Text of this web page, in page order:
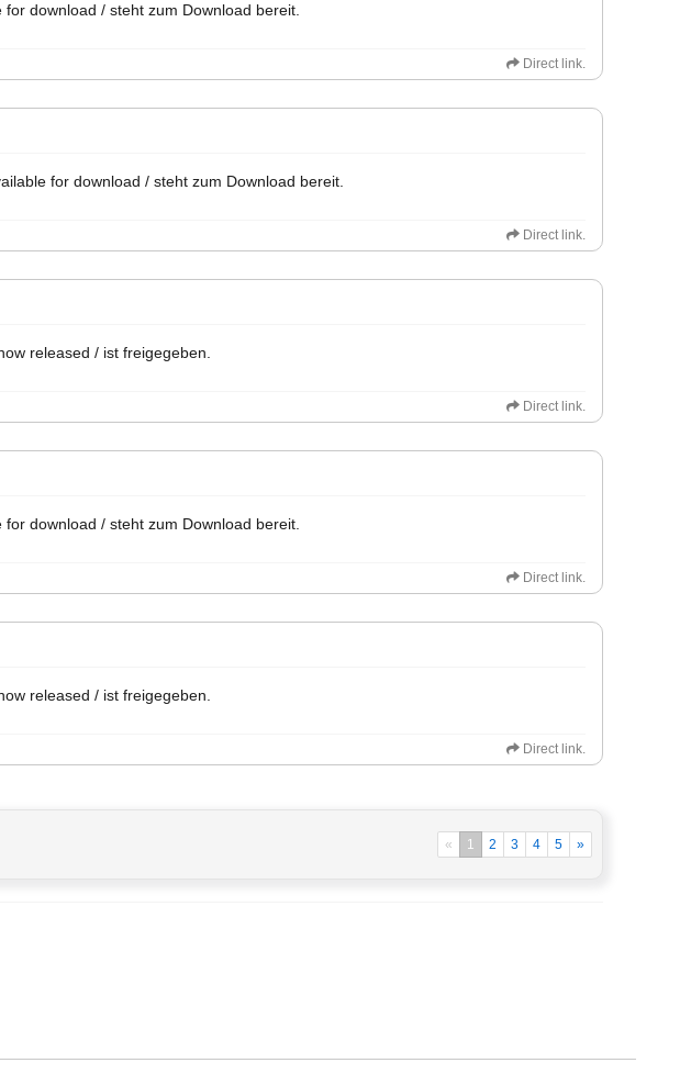
download / steht zum Download bereit.
Direct link.
for download / steht zum Download bereit.
Direct link.
released / ist freigegeben.
Direct link.
download / steht zum Download bereit.
Direct link.
released / ist freigegeben.
Direct link.
« 1 2 3 4 5 »